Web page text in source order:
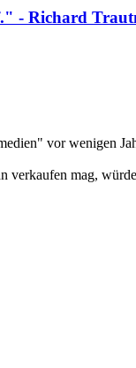
- Richard
vor wenigen
verkaufen mag,